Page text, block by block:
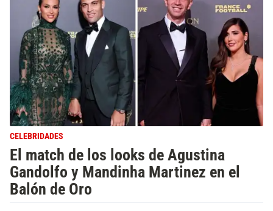
CELEBRIDADES
El match de los looks de Agustina
Gandolfo y Mandinha Martinez en el
Balón de Oro